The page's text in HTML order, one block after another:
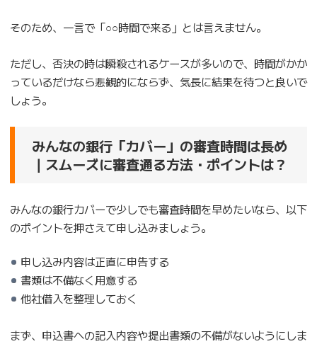
そのため、一言で「○○時間で来る」とは言えません。
ただし、否決の時は瞬殺されるケースが多いので、時間がかか
っているだけなら悲観的にならず、気長に結果を待つと良いで
しょう。
みんなの銀行「カバー」の審査時間は長め
｜スムーズに審査通る方法・ポイントは？
みんなの銀行カバーで少しでも審査時間を早めたいなら、以下
のポイントを押さえて申し込みましょう。
申し込み内容は正直に申告する
書類は不備なく用意する
他社借入を整理しておく
まず、申込書への記入内容や提出書類の不備がないようにしま